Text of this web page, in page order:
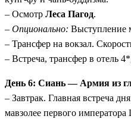
– Осмотр Леса Пагод.
– Опционально: Выступление
– Трансфер на вокзал.
– Встреча, трансфер в отель
День 6: Сиань — Армия из
– Завтрак. Главная встреча
мавзолее первого